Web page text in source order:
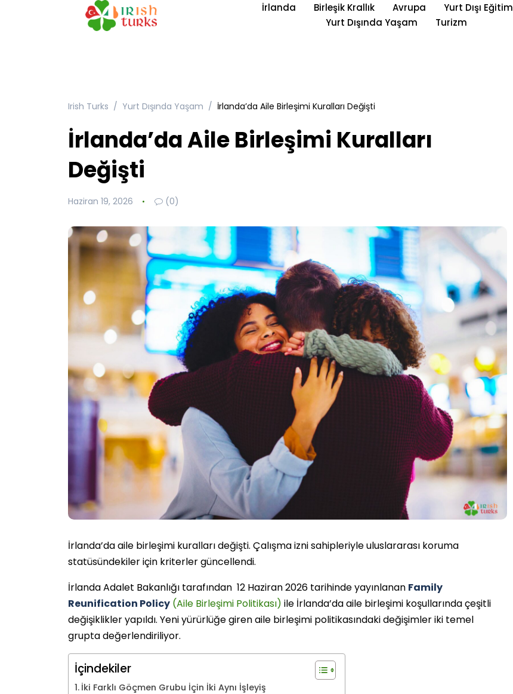
İrlanda Birleşik Krallık Avrupa
Yurt Dışı Eğitim
Yurt Dışında Yaşam
Turizm
Irish Turks Yurt Dışında Yaşam İrlanda’da Aile Birleşimi Kuralları Değişti
İrlanda’da Aile Birleşimi Kuralları
Değişti
Haziran 19, 2026 (0)
İrlanda’da aile birleşimi kuralları değişti. Çalışma izni sahipleriyle uluslararası koruma
statüsündekiler için kriterler güncellendi.
İrlanda Adalet Bakanlığı tarafından 12 Haziran 2026 tarihinde yayınlanan Family
Reunification Policy (Aile Birleşimi Politikası) ile İrlanda’da aile birleşimi koşullarında çeşitli
değişiklikler yapıldı. Yeni yürürlüğe giren aile birleşimi politikasındaki değişimler iki temel
grupta değerlendiriliyor.
İçindekiler
İki Farklı Göçmen Grubu İçin İki Aynı İşleyiş
UCD Turkish Society
Faaliyetlerine Başlıyor
Yasir Baba 24 Eylül 2025